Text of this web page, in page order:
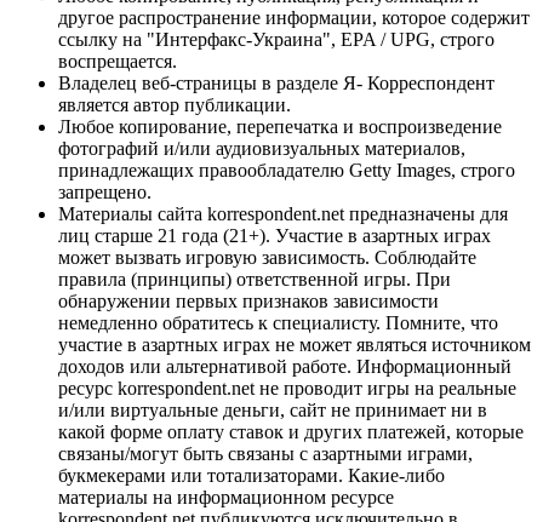
другое распространение информации, которое содержит
ссылку на "Интерфакс-Украина", EPA / UPG, строго
воспрещается.
Владелец веб-страницы в разделе Я- Корреспондент
является автор публикации.
Любое копирование, перепечатка и воспроизведение
фотографий и/или аудиовизуальных материалов,
принадлежащих правообладателю Getty Images, строго
запрещено.
Материалы сайта korrespondent.net предназначены для
лиц старше 21 года (21+). Участие в азартных играх
может вызвать игровую зависимость. Соблюдайте
правила (принципы) ответственной игры. При
обнаружении первых признаков зависимости
немедленно обратитесь к специалисту. Помните, что
участие в азартных играх не может являться источником
доходов или альтернативой работе. Информационный
ресурс korrespondent.net не проводит игры на реальные
и/или виртуальные деньги, сайт не принимает ни в
какой форме оплату ставок и других платежей, которые
связаны/могут быть связаны с азартными играми,
букмекерами или тотализаторами. Какие-либо
материалы на информационном ресурсе